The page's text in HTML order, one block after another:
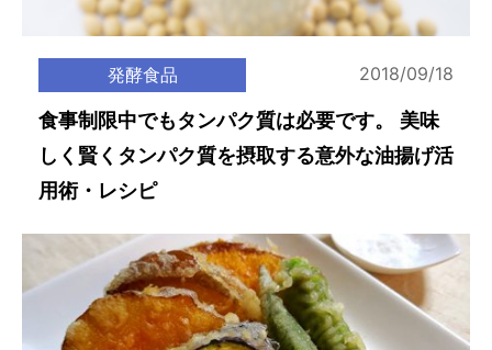
発酵食品 2018/09/18
食事制限中でもタンパク質は必要です。 美味
しく賢くタンパク質を摂取する意外な油揚げ活
用術・レシピ